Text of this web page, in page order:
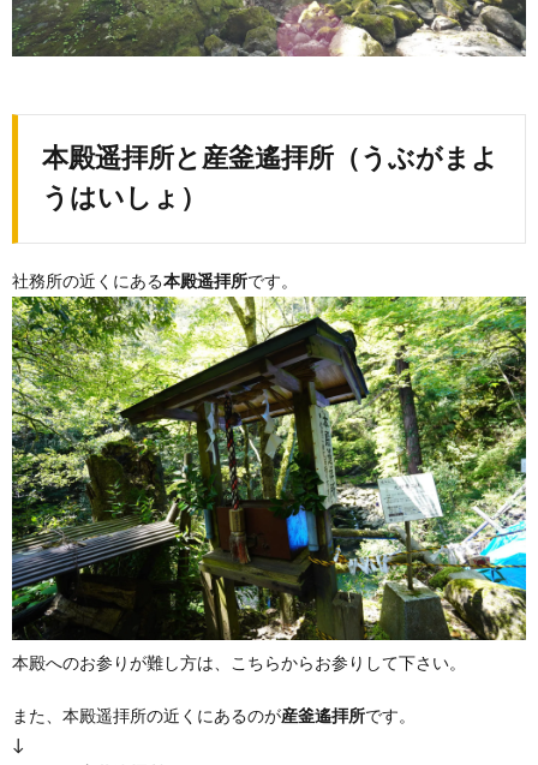
本殿遥拝所と産釜遙拝所（うぶがまよ
うはいしょ）
社務所の近くにある本殿遥拝所です。
本殿へのお参りが難し方は、こちらからお参りして下さい。
また、本殿遥拝所の近くにあるのが産釜遙拝所です。
↓